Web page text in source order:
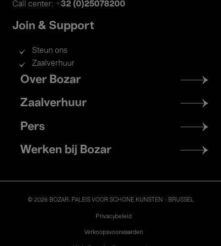
Call center: +32 (0)25078200
Join & Support
Steun ons
Zaalverhuur
Footer
menu
Over Bozar
Zaalverhuur
Pers
Werken bij Bozar
© 2026 BOZAR. PALEIS VOOR SCHONE KUNSTEN - BRUSSEL
Privacybeleid
Verkoopsvoorwaarden